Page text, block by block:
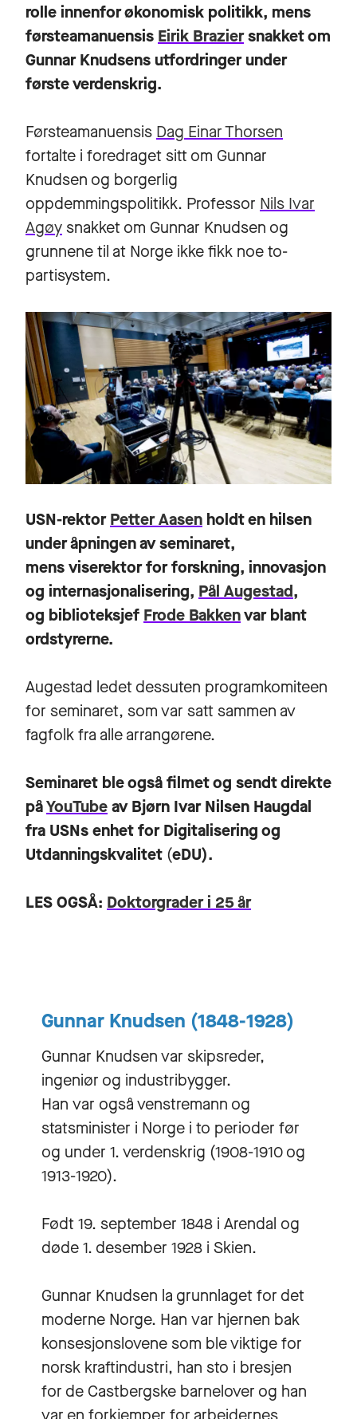
rolle innenfor økonomisk politikk, mens
førsteamanuensis Eirik Braziersnakket om
Gunnar Knudsens utfordringer under
første verdenskrig.
Førsteamanuensis Dag Einar Thorsen
fortalte i foredraget sitt om Gunnar
Knudsen og borgerlig
oppdemmingspolitikk. Professor Nils Ivar
Agøysnakket om Gunnar Knudsen og
grunnene til at Norge ikke fikk noe to-
partisystem.
USN-rektorPetter Aasen holdt en hilsen
under åpningen av seminaret,
mens viserektor for forskning, innovasjon
og internasjonalisering, Pål Augestad,
og biblioteksjef Frode Bakkenvar blant
ordstyrerne.
Augestad ledet dessuten programkomiteen
for seminaret, som var satt sammen av
fagfolk fra alle arrangørene.
Seminaret ble også filmet og sendt direkte
påYouTubeav Bjørn Ivar Nilsen Haugdal
fra USNs enhet for Digitalisering og
Utdanningskvalitet (eDU).
LES OGSÅ: Doktorgrader i 25 år
Gunnar Knudsen (1848-1928)
Gunnar Knudsen var skipsreder,
ingeniør og industribygger.
Han var også venstremann og
statsminister i Norge i to perioder før
og under 1. verdenskrig (1908-1910 og
1913-1920).
Født 19. september 1848 i Arendal og
døde 1. desember 1928 i Skien.
Gunnar Knudsen la grunnlaget for det
moderne Norge. Han var hjernen bak
konsesjonslovene som ble viktige for
norsk kraftindustri, han sto i bresjen
for de Castbergske barnelover og han